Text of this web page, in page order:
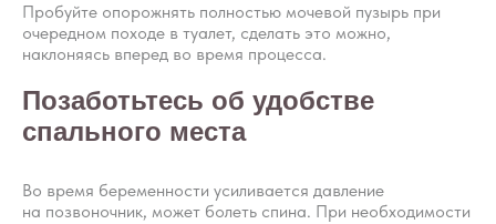
Пробуйте опорожнять полностью мочевой пузырь при
очередном походе в туалет, сделать это можно,
наклоняясь вперед во время процесса.
Позаботьтесь об удобстве
спального места
Во время беременности усиливается давление
на позвоночник, может болеть спина. При необходимости